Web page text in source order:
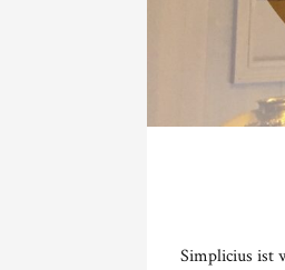
Simplicius ist